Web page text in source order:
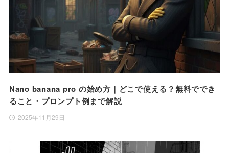
Nano banana pro の始め方｜どこで使える？無料ででき
ること・プロンプト例まで解説
2025年11月29日